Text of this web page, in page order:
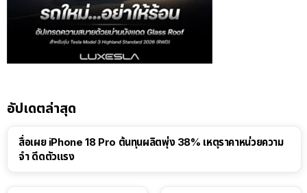
อัปเดตล่าสุด
สื่อเผย iPhone 18 Pro ต้นทุนผลิตพุ่ง 38% เหตุราคาหน่วยความ
จำ ดีดตัวแรง